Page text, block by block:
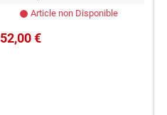
lens Article non Disponible
52,00 €